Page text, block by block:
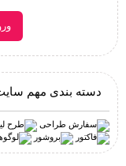
دسته بندی مهم